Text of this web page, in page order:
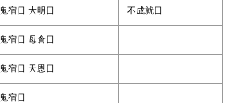
鬼宿日 大明日 不成就日
鬼宿日 母倉日
鬼宿日 天恩日
鬼宿日